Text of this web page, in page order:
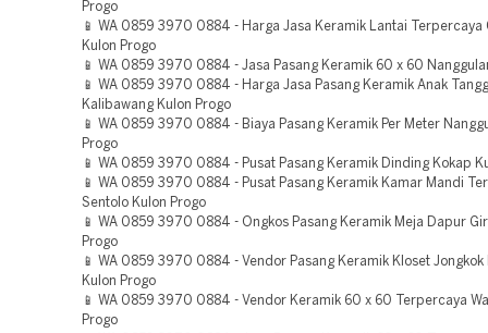
Progo
📱 WA 0859 3970 0884 - Harga Jasa Keramik Lantai Terpercaya
Kulon Progo
📱 WA 0859 3970 0884 - Jasa Pasang Keramik 60 x 60
📱 WA 0859 3970 0884 - Harga Jasa Pasang Keramik Anak
Kalibawang Kulon Progo
📱 WA 0859 3970 0884 - Biaya Pasang Keramik Per Meter
Progo
📱 WA 0859 3970 0884 - Pusat Pasang Keramik Dinding Kokap
📱 WA 0859 3970 0884 - Pusat Pasang Keramik Kamar Mandi
Sentolo Kulon Progo
📱 WA 0859 3970 0884 - Ongkos Pasang Keramik Meja Dapur
Progo
📱 WA 0859 3970 0884 - Vendor Pasang Keramik Kloset Jongkok
Kulon Progo
📱 WA 0859 3970 0884 - Vendor Keramik 60 x 60 Terpercaya
Progo